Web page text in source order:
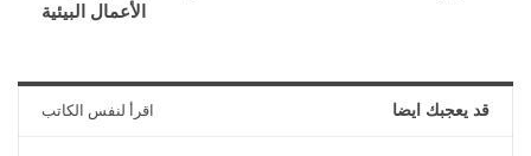
الأعمال البيئية
قد يعجبك ايضا اقرأ لنفس الكاتب